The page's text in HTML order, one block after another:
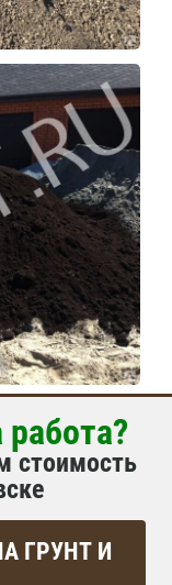
стоимость
ГРУНТ И